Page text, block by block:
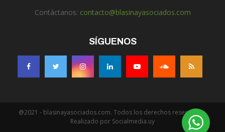
Contáctanos: contacto@blasinayasociados.com
SÍGUENOS
@2021 - blasinayasociados.com. Todos los derechos reservados.
Realizado por Socialmedia.uy